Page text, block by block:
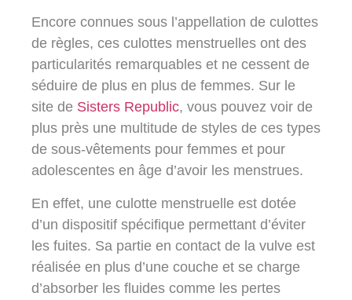
Encore connues sous l’appellation de culottes
de règles, ces culottes menstruelles ont des
particularités remarquables et ne cessent de
séduire de plus en plus de femmes. Sur le
site de Sisters Republic, vous pouvez voir de
plus près une multitude de styles de ces types
de sous-vêtements pour femmes et pour
adolescentes en âge d’avoir les menstrues.
En effet, une culotte menstruelle est dotée
d’un dispositif spécifique permettant d’éviter
les fuites. Sa partie en contact de la vulve est
réalisée en plus d’une couche et se charge
d’absorber les fluides comme les pertes